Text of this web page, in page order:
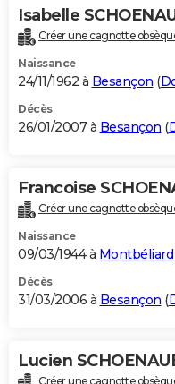
Isabelle
Créer une cagnotte
Naissance
24/11/1962 à Besançon (
Décès
26/01/2007 à Besançon (
Francoise
Créer une cagnotte
Naissance
09/03/1944 à Montbéliard
Décès
31/03/2006 à Besançon (
Lucien
Créer une cagnotte